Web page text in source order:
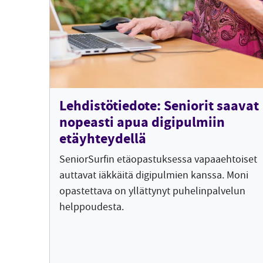
Lehdistötiedote: Seniorit saavat
nopeasti apua digipulmiin
etäyhteydellä
SeniorSurfin etäopastuksessa vapaaehtoiset
auttavat iäkkäitä digipulmien kanssa. Moni
opastettava on yllättynyt puhelinpalvelun
helppoudesta.